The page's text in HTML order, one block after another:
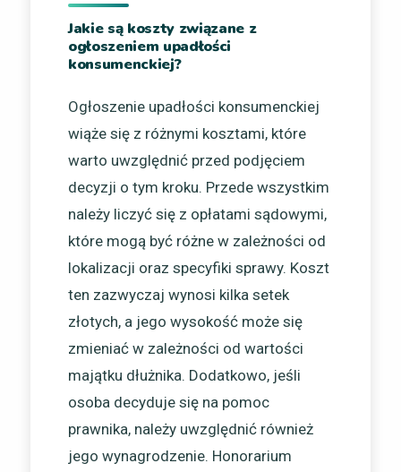
Jakie są koszty związane z
ogłoszeniem upadłości
konsumenckiej?
Ogłoszenie upadłości konsumenckiej
wiąże się z różnymi kosztami, które
warto uwzględnić przed podjęciem
decyzji o tym kroku. Przede wszystkim
należy liczyć się z opłatami sądowymi,
które mogą być różne w zależności od
lokalizacji oraz specyfiki sprawy. Koszt
ten zazwyczaj wynosi kilka setek
złotych, a jego wysokość może się
zmieniać w zależności od wartości
majątku dłużnika. Dodatkowo, jeśli
osoba decyduje się na pomoc
prawnika, należy uwzględnić również
jego wynagrodzenie. Honorarium